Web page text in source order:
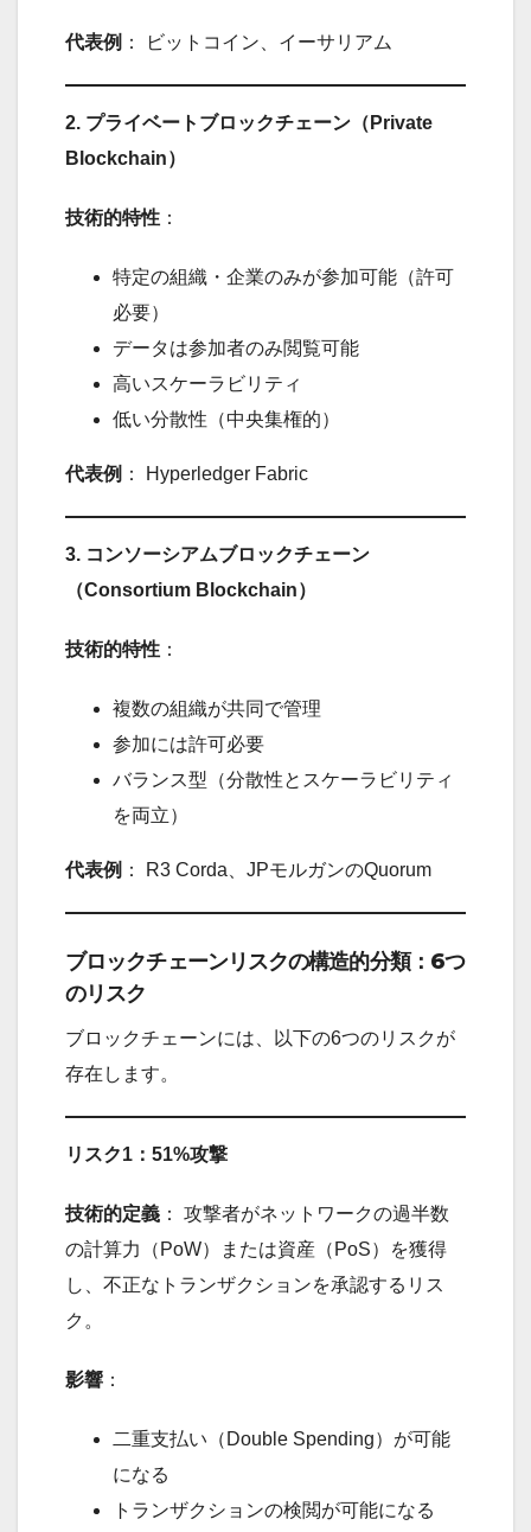
代表例 ： ビットコイン、イーサリアム
2. プライベートブロックチェーン（Private
Blockchain）
技術的特性 ：
特定の組織・企業のみが参加可能（許可
必要）
データは参加者のみ閲覧可能
高いスケーラビリティ
低い分散性（中央集権的）
代表例 ： Hyperledger Fabric
3. コンソーシアムブロックチェーン
（Consortium Blockchain）
技術的特性 ：
複数の組織が共同で管理
参加には許可必要
バランス型（分散性とスケーラビリティ
を両立）
代表例 ： R3 Corda、JPモルガンのQuorum
ブロックチェーンリスクの構造的分類：6つ
のリスク
ブロックチェーンには、以下の6つのリスクが
存在します。
リスク1：51%攻撃
技術的定義 ： 攻撃者がネットワークの過半数
の計算力（PoW）または資産（PoS）を獲得
し、不正なトランザクションを承認するリス
ク。
影響 ：
二重支払い（Double Spending）が可能
になる
トランザクションの検閲が可能になる